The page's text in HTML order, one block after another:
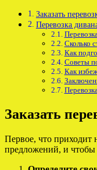
Заказать
Перевозка
Сколько
Как
Советы
Как
Заказать
Первое, что приходит
предложений, и чтобы